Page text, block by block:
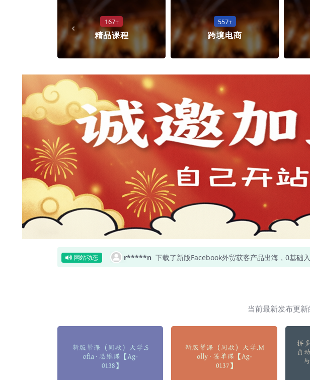
167+
精品课程
557+
跨境电商
网站动态 r*****n 下载了新版Facebook外贸获客产品出海，0基础
当前最新发布更